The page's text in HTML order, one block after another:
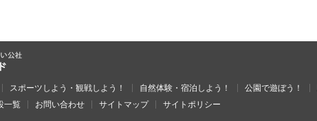
スポーツしよう・観戦しよう！ 自然体験・宿泊しよう！ 公園で遊ぼう！
一覧 お問い合わせ サイトマップ サイトポリシー